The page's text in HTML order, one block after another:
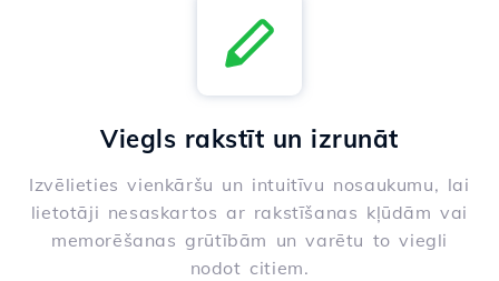
Viegls rakstīt un izrunāt
Izvēlieties vienkāršu un intuitīvu nosaukumu, lai
lietotāji nesaskartos ar rakstīšanas kļūdām vai
memorēšanas grūtībām un varētu to viegli
nodot citiem.